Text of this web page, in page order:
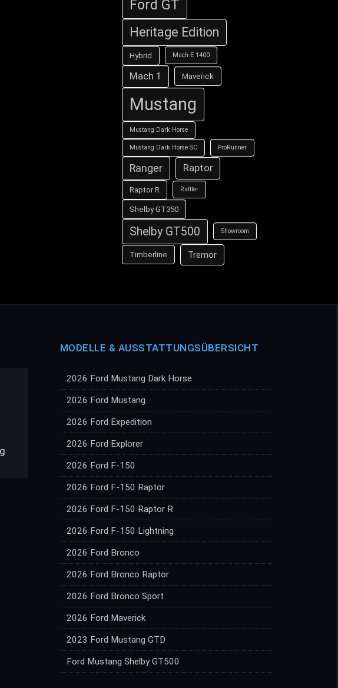
Ford GT
Heritage Edition
Hybrid Mach-E 1400
Mach 1 Maverick
Mustang
Mustang Dark Horse
Mustang Dark Horse SC ProRunner
Ranger Raptor
Raptor R Rattler
Shelby GT350
Shelby GT500 Showroom
Timberline Tremor
MODELLE & AUSSTATTUNGSÜBERSICHT
2026 Ford Mustang Dark Horse
2026 Ford Mustang
2026 Ford Expedition
2026 Ford Explorer
2026 Ford F-150
2026 Ford F-150 Raptor
2026 Ford F-150 Raptor R
2026 Ford F-150 Lightning
2026 Ford Bronco
2026 Ford Bronco Raptor
2026 Ford Bronco Sport
2026 Ford Maverick
2023 Ford Mustang GTD
Ford Mustang Shelby GT500